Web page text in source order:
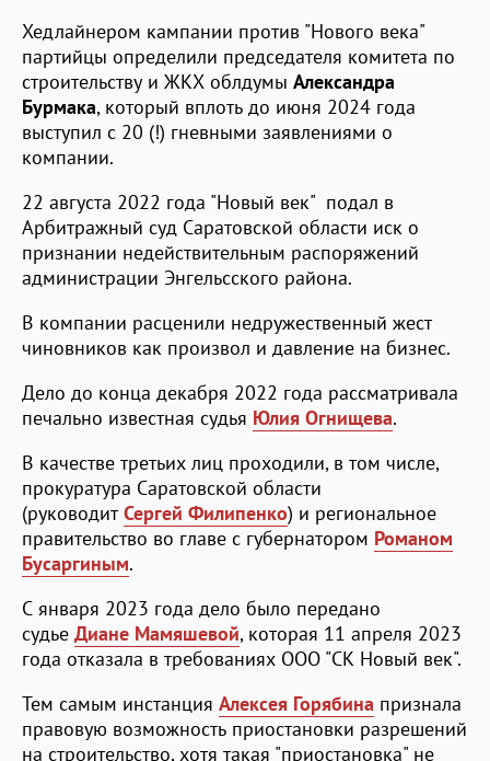
Хедлайнером кампании против "Нового века"
партийцы определили председателя комитета по
строительству и ЖКХ облдумы Александра
Бурмака, который вплоть до июня 2024 года
выступил с 20 (!) гневными заявлениями о
компании.
22 августа 2022 года "Новый век" подал в
Арбитражный суд Саратовской области иск о
признании недействительным распоряжений
администрации Энгельсского района.
В компании расценили недружественный жест
чиновников как произвол и давление на бизнес.
Дело до конца декабря 2022 года рассматривала
печально известная судья Юлия Огнищева.
В качестве третьих лиц проходили, в том числе,
прокуратура Саратовской области
(руководитСергей Филипенко) и региональное
правительство во главе с губернатором Романом
Бусаргиным.
С января 2023 года дело было передано
судье Диане Мамяшевой, которая 11 апреля 2023
года отказала в требованиях ООО "СК Новый век".
Тем самым инстанция Алексея Горябина признала
правовую возможность приостановки разрешений
на строительство, хотя такая "приостановка" не